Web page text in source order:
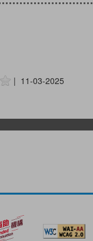
| 11-03-2025